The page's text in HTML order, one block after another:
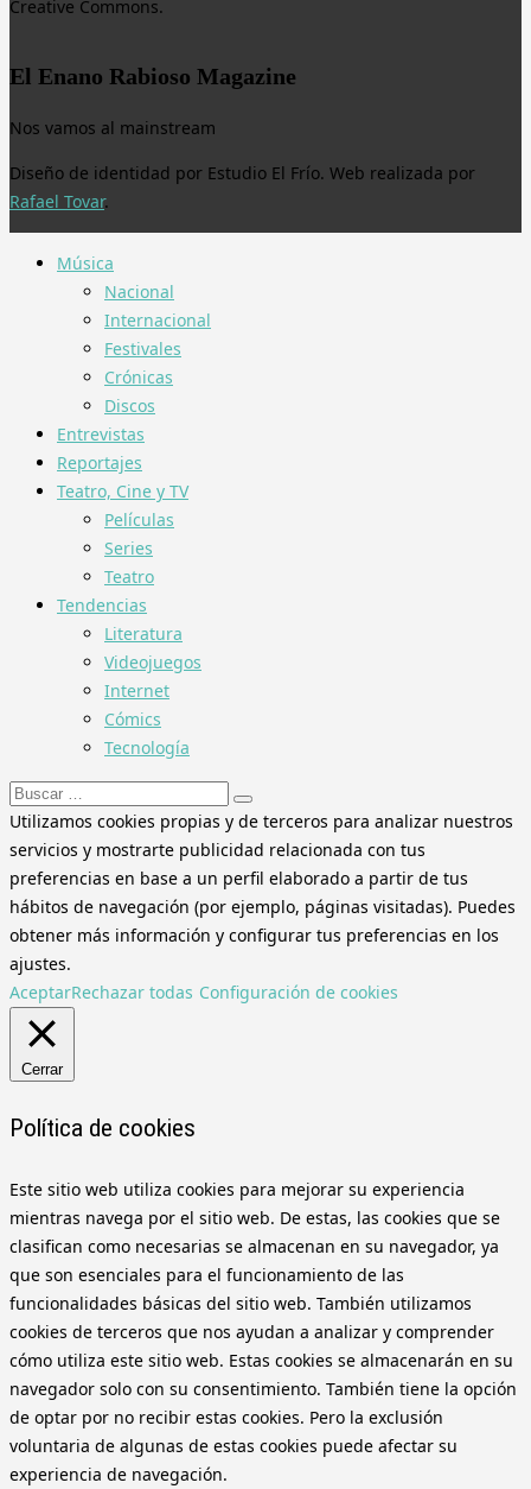
Creative Commons.
El Enano Rabioso Magazine
Nos vamos al mainstream
Diseño de identidad por Estudio El Frío. Web realizada por
Rafael Tovar.
Música
Nacional
Internacional
Festivales
Crónicas
Discos
Entrevistas
Reportajes
Teatro, Cine y TV
Películas
Series
Teatro
Tendencias
Literatura
Videojuegos
Internet
Cómics
Tecnología
Buscar:
Utilizamos cookies propias y de terceros para analizar nuestros
servicios y mostrarte publicidad relacionada con tus
preferencias en base a un perfil elaborado a partir de tus
hábitos de navegación (por ejemplo, páginas visitadas). Puedes
obtener más información y configurar tus preferencias en los
ajustes.
AceptarRechazar todas Configuración de cookies
Cerrar
Política de cookies
Este sitio web utiliza cookies para mejorar su experiencia
mientras navega por el sitio web. De estas, las cookies que se
clasifican como necesarias se almacenan en su navegador, ya
que son esenciales para el funcionamiento de las
funcionalidades básicas del sitio web. También utilizamos
cookies de terceros que nos ayudan a analizar y comprender
cómo utiliza este sitio web. Estas cookies se almacenarán en su
navegador solo con su consentimiento. También tiene la opción
de optar por no recibir estas cookies. Pero la exclusión
voluntaria de algunas de estas cookies puede afectar su
experiencia de navegación.